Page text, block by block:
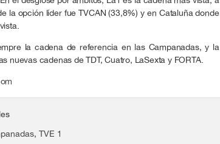
la opción líder fue TVCAN (33,8%) y en Cataluña donde
la cadena de referencia en las Campanadas, y la
nuevas cadenas de TDT, Cuatro, LaSexta y FORTA.
, TVE 1